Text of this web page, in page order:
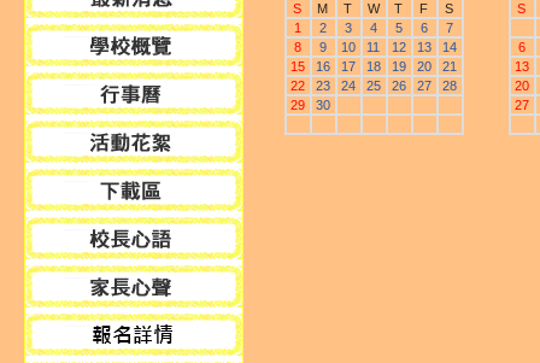
S
M T W T F
S
1
2 3 4 5 6
7
8
9 10 11 12 13
14
15
16 17 18 19 20
21
22
23 24 25 26 27
28
29
30
S
6
13
20
27